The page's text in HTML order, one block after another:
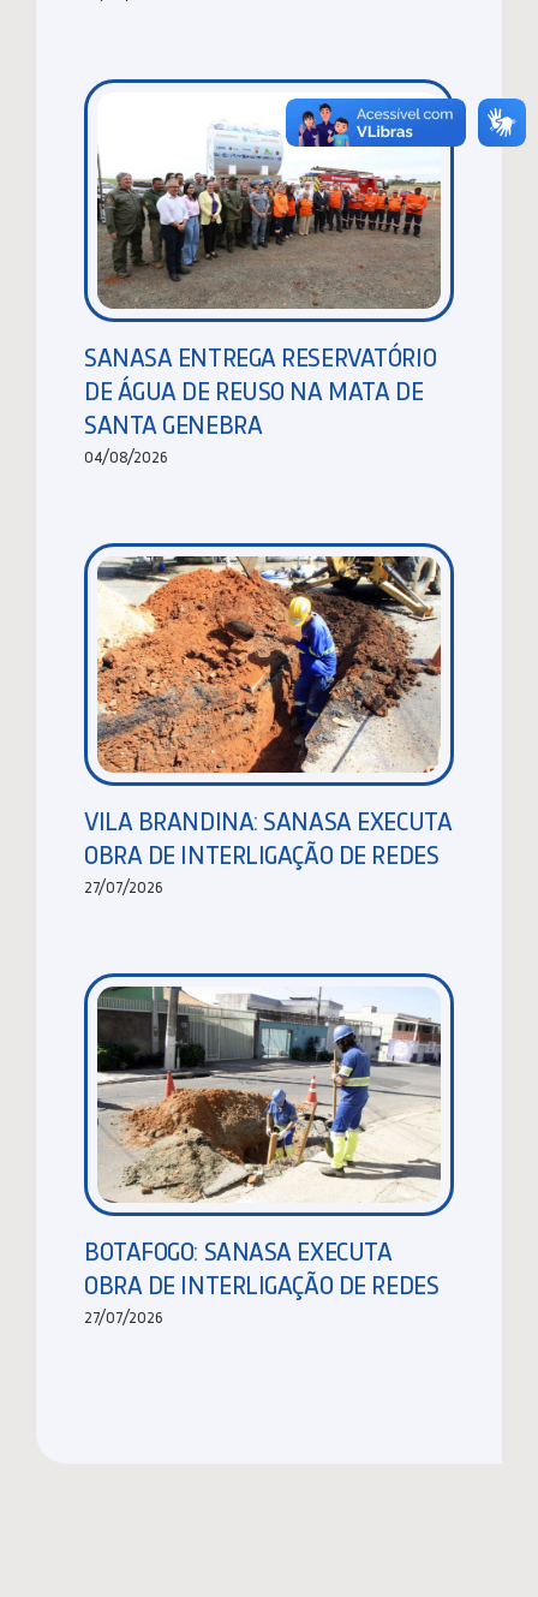
SANASA ENTREGA RESERVATÓRIO
DE ÁGUA DE REUSO NA MATA DE
SANTA GENEBRA
04/08/2026
VILA BRANDINA: SANASA EXECUTA
OBRA DE INTERLIGAÇÃO DE REDES
27/07/2026
BOTAFOGO: SANASA EXECUTA
OBRA DE INTERLIGAÇÃO DE REDES
27/07/2026